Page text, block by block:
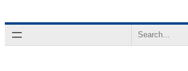
to
content
Search